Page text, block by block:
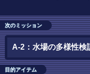
次のミッション
A-2：水場の多様性検
目的アイテム